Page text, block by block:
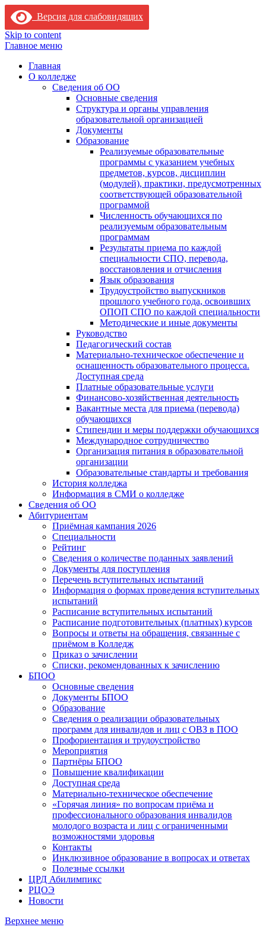
Версия для слабовидящих
Skip to content
Главное меню
Главная
О колледже
Сведения об ОО
Основные сведения
Структура и органы управления
образовательной организацией
Документы
Образование
Реализуемые образовательные
программы с указанием учебных
предметов, курсов, дисциплин
(модулей), практики, предусмотренных
соответствующей образовательной
программой
Численность обучающихся по
реализуемым образовательным
программам
Результаты приема по каждой
специальности СПО, перевода,
восстановления и отчисления
Язык образования
Трудоустройство выпускников
прошлого учебного года, освоивших
ОПОП СПО по каждой специальности
Методические и иные документы
Руководство
Педагогический состав
Материально-техническое обеспечение и
оснащенность образовательного процесса.
Доступная среда
Платные образовательные услуги
Финансово-хозяйственная деятельность
Вакантные места для приема (перевода)
обучающихся
Стипендии и меры поддержки обучающихся
Международное сотрудничество
Организация питания в образовательной
организации
Образовательные стандарты и требования
История колледжа
Информация в СМИ о колледже
Сведения об ОО
Абитуриентам
Приёмная кампания 2026
Специальности
Рейтинг
Сведения о количестве поданных заявлений
Документы для поступления
Перечень вступительных испытаний
Информация о формах проведения вступительных
испытаний
Расписание вступительных испытаний
Расписание подготовительных (платных) курсов
Вопросы и ответы на обращения, связанные с
приёмом в Колледж
Приказ о зачислении
Списки, рекомендованных к зачислению
БПОО
Основные сведения
Документы БПОО
Образование
Сведения о реализации образовательных
программ для инвалидов и лиц с ОВЗ в ПОО
Профориентация и трудоустройство
Мероприятия
Партнёры БПОО
Повышение квалификации
Доступная среда
Материально-техническое обеспечение
«Горячая линия» по вопросам приёма и
профессионального образования инвалидов
молодого возраста и лиц с ограниченными
возможностями здоровья
Контакты
Инклюзивное образование в вопросах и ответах
Полезные ссылки
ЦРД Абилимпикс
РЦОЭ
Новости
Верхнее меню